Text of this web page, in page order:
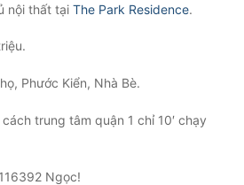
nội thất tại The Park Residence.
Phước Kiển, Nhà Bè.
trung tâm quận 1 chỉ 10′ chạy
Ngọc!